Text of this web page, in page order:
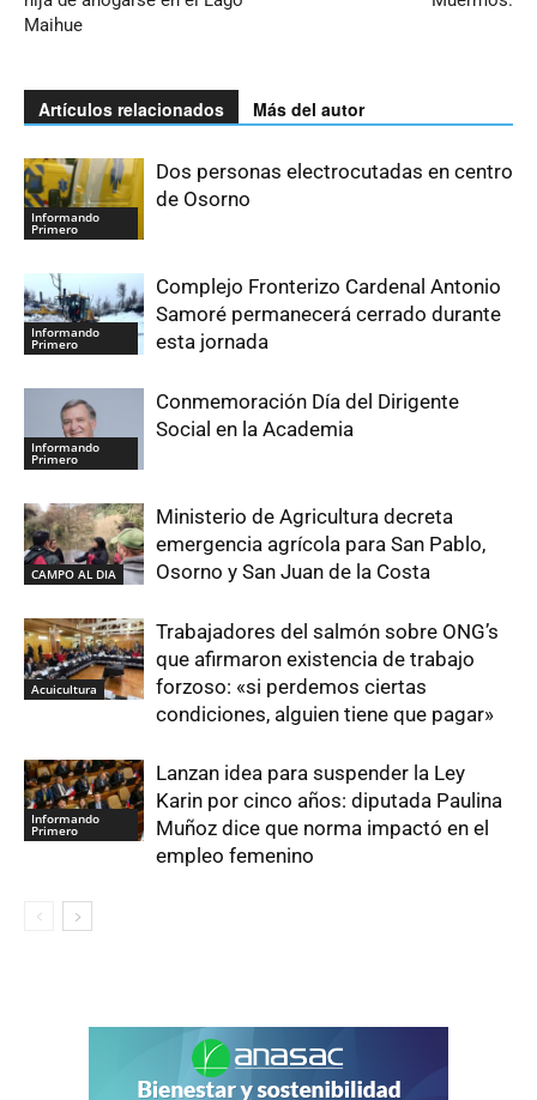
Maihue
Artículos relacionados Más del autor
Informando
Primero
Dos personas electrocutadas en centro
de Osorno
Informando
Primero
Complejo Fronterizo Cardenal Antonio
Samoré permanecerá cerrado durante
esta jornada
Informando
Primero
Conmemoración Día del Dirigente
Social en la Academia
CAMPO AL DIA
Ministerio de Agricultura decreta
emergencia agrícola para San Pablo,
Osorno y San Juan de la Costa
Acuicultura
Trabajadores del salmón sobre ONG’s
que afirmaron existencia de trabajo
forzoso: «si perdemos ciertas
condiciones, alguien tiene que pagar»
Informando
Primero
Lanzan idea para suspender la Ley
Karin por cinco años: diputada Paulina
Muñoz dice que norma impactó en el
empleo femenino